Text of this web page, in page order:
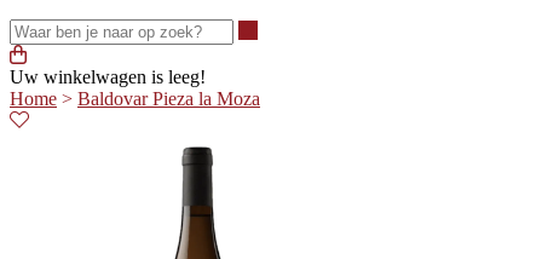
Uw winkelwagen is leeg!
Home > Baldovar Pieza la Moza